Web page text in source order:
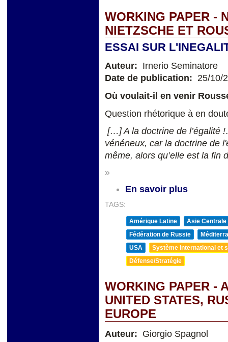
WORKING PAPER -
NIETZSCHE ET
ESSAI SUR
Auteur: Irnerio Seminatore
Date de publication: 25/10/
Où voulait-il en venir
Question rhétorique à en
[…] A la doctrine de l’égalité
vénéneux, car la doctrine de
même, alors qu’elle est la
»
En savoir plus
TAGS:
Amérique Latine
Asie Centrale
Fédération de Russie
USA
Système international et
Défense/Stratégie
WORKING PAPER -
UNITED STATES,
EUROPE
Auteur: Giorgio Spagnol